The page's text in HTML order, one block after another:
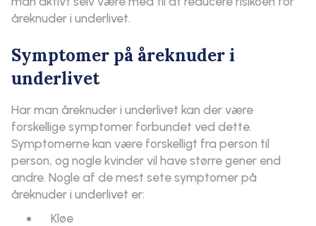
åreknuder i underlivet.
Symptomer på åreknuder i
underlivet
Har man åreknuder i underlivet kan der være
forskellige symptomer forbundet ved dette.
Symptomerne kan være forskelligt fra person til
person, og nogle kvinder vil have større gener end
andre. Nogle af de mest sete symptomer på
åreknuder i underlivet er:
Kløe